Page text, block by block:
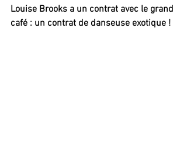
Louise Brooks a un contrat avec le grand
café : un contrat de danseuse exotique !